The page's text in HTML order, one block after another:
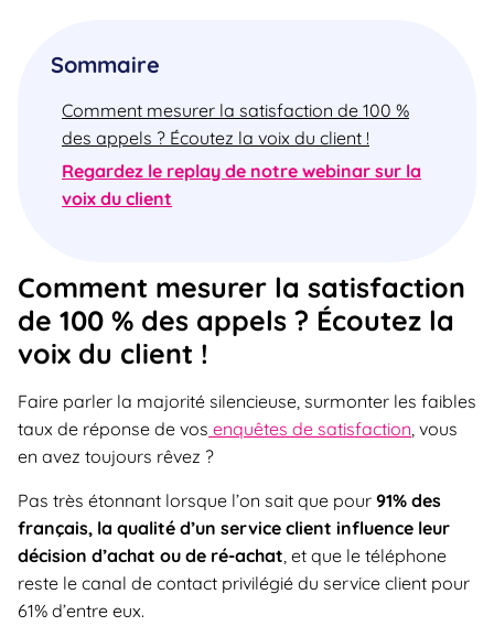
Sommaire
Comment mesurer la satisfaction de 100 %
des appels ? Écoutez la voix du client !
Regardez le replay de notre webinar sur la
voix du client
Comment mesurer la satisfaction
de 100 % des appels ? Écoutez la
voix du client !
Faire parler la majorité silencieuse, surmonter les faibles
taux de réponse de vos enquêtes de satisfaction, vous
en avez toujours rêvez ?
Pas très étonnant lorsque l’on sait que pour 91% des
français, la qualité d’un service client influence leur
décision d’achat ou de ré-achat , et que le téléphone
reste le canal de contact privilégié du service client pour
61% d’entre eux.